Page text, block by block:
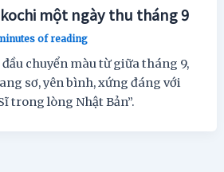
một ngày thu tháng 9
of reading
chuyển màu từ giữa tháng 9,
sơ, yên bình, xứng đáng với
trong lòng Nhật Bản”.